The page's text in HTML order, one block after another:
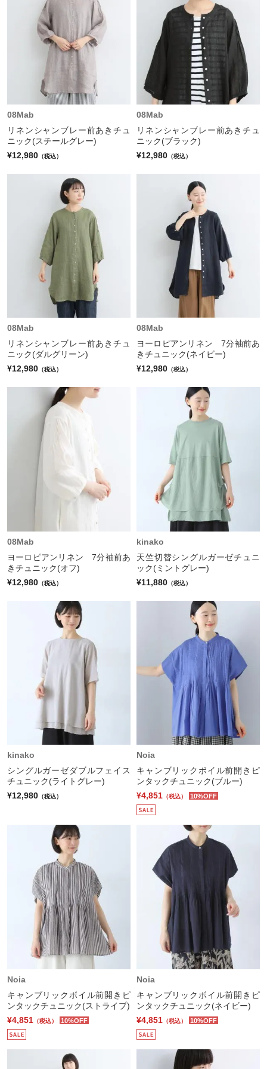
08Mab
リネンシャンブレー前あきチュ
ニック(スチールグレー)
¥12,980 （税込）
08Mab
リネンシャンブレー前あきチュ
ニック(ブラック)
¥12,980 （税込）
08Mab
リネンシャンブレー前あきチュ
ニック(ダルグリーン)
¥12,980 （税込）
08Mab
ヨーロピアンリネン 7分袖前あ
きチュニック(ネイビー)
¥12,980 （税込）
08Mab
ヨーロピアンリネン 7分袖前あ
きチュニック(オフ)
¥12,980 （税込）
kinako
天竺切替シングルガーゼチュニ
ック(ミントグレー)
¥11,880 （税込）
kinako
シングルガーゼダブルフェイス
チュニック(ライトグレー)
¥12,980 （税込）
Noia
キャンブリックボイル前開きピ
ンタックチュニック(ブルー)
¥4,851 （税込） 10%OFF
Noia
キャンブリックボイル前開きピ
ンタックチュニック(ストライプ)
¥4,851 （税込） 10%OFF
Noia
キャンブリックボイル前開きピ
ンタックチュニック(ネイビー)
¥4,851 （税込） 10%OFF